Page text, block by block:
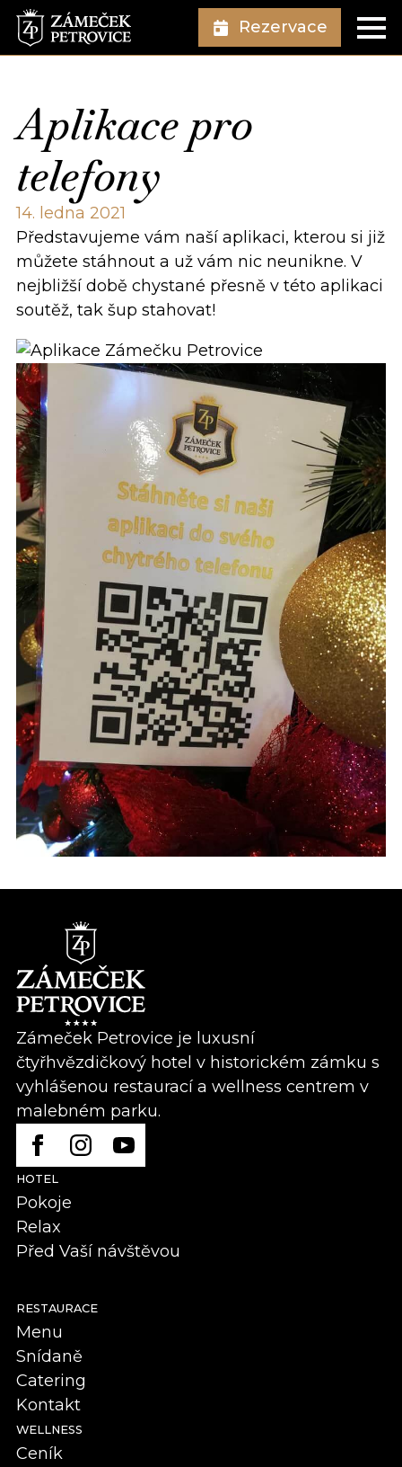
Rezervace
Aplikace pro
telefony
14. ledna 2021
Představujeme vám naší aplikaci, kterou si již
můžete stáhnout a už vám nic neunikne. V
nejbližší době chystané přesně v této aplikaci
soutěž, tak šup stahovat!
Zámeček Petrovice je luxusní
čtyřhvězdičkový hotel v historickém zámku s
vyhlášenou restaurací a wellness centrem v
malebném parku.
HOTEL
Pokoje
Relax
Před Vaší návštěvou
RESTAURACE
Menu
Snídaně
Catering
Kontakt
WELLNESS
Ceník